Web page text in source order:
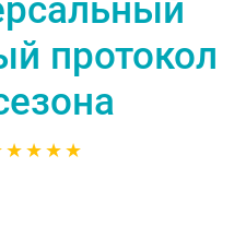
протокол
★★★★